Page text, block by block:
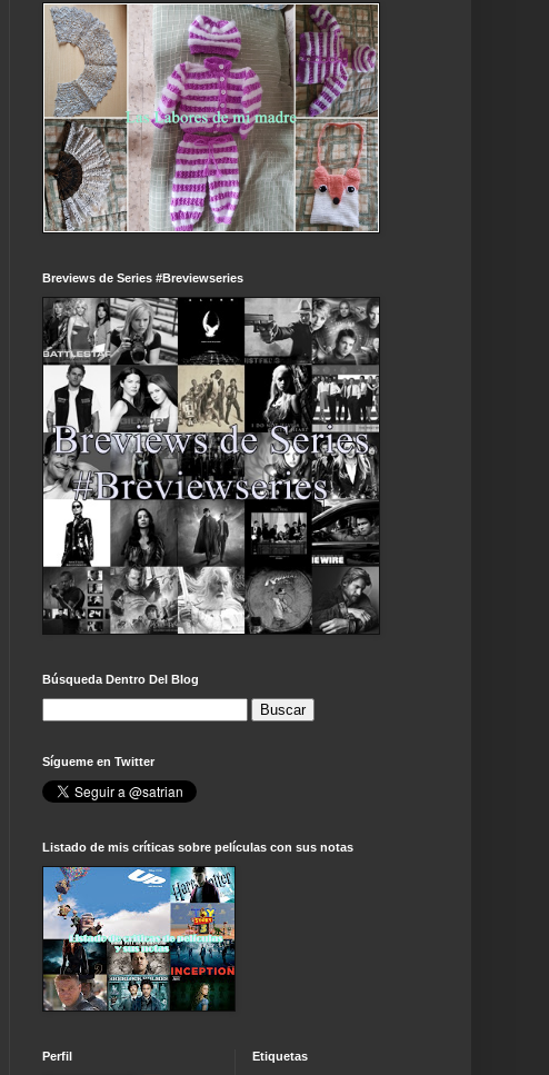
Breviews de Series #Breviewseries
Búsqueda Dentro Del Blog
Sígueme en Twitter
Listado de mis críticas sobre películas con sus notas
Perfil Etiquetas